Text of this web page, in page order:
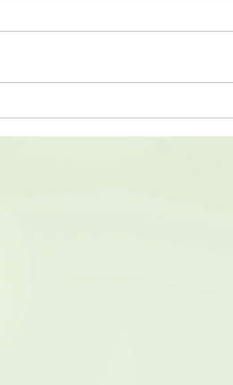
【夏の静岡茶ギフト】心と体